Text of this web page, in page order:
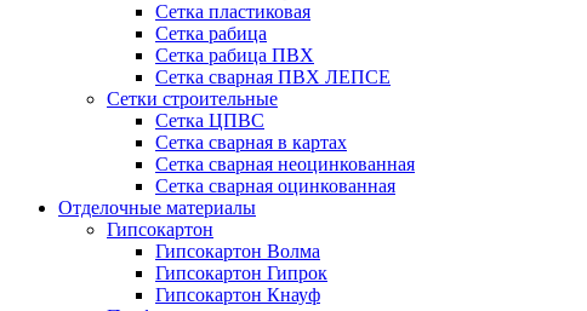
Сетка пластиковая
Сетка рабица
Сетка рабица ПВХ
Сетка сварная ПВХ ЛЕПСЕ
Сетки строительные
Сетка ЦПВС
Сетка сварная в картах
Сетка сварная неоцинкованная
Сетка сварная оцинкованная
Отделочные материалы
Гипсокартон
Гипсокартон Волма
Гипсокартон Гипрок
Гипсокартон Кнауф